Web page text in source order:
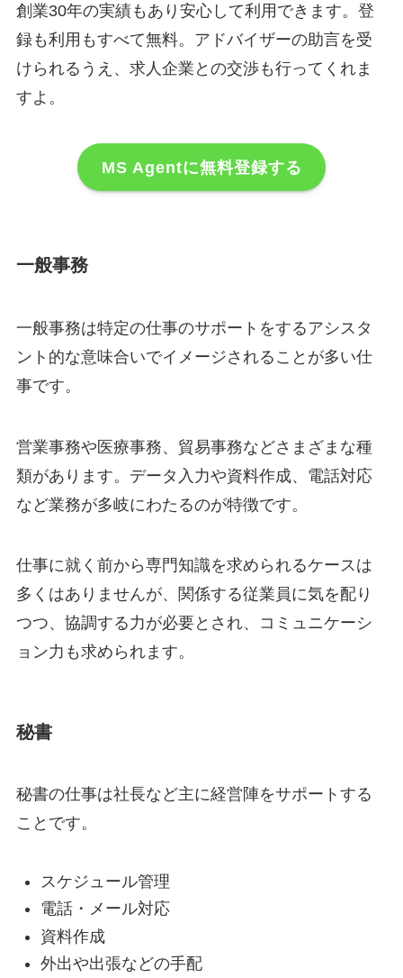
創業30年の実績もあり安心して利用できます。登
録も利用もすべて無料。アドバイザーの助言を受
けられるうえ、求人企業との交渉も行ってくれま
すよ。
MS Agentに無料登録する
一般事務
一般事務は特定の仕事のサポートをするアシスタ
ント的な意味合いでイメージされることが多い仕
事です。
営業事務や医療事務、貿易事務などさまざまな種
類があります。データ入力や資料作成、電話対応
など業務が多岐にわたるのが特徴です。
仕事に就く前から専門知識を求められるケースは
多くはありませんが、関係する従業員に気を配り
つつ、協調する力が必要とされ、コミュニケーシ
ョン力も求められます。
秘書
秘書の仕事は社長など主に経営陣をサポートする
ことです。
スケジュール管理
電話・メール対応
資料作成
外出や出張などの手配